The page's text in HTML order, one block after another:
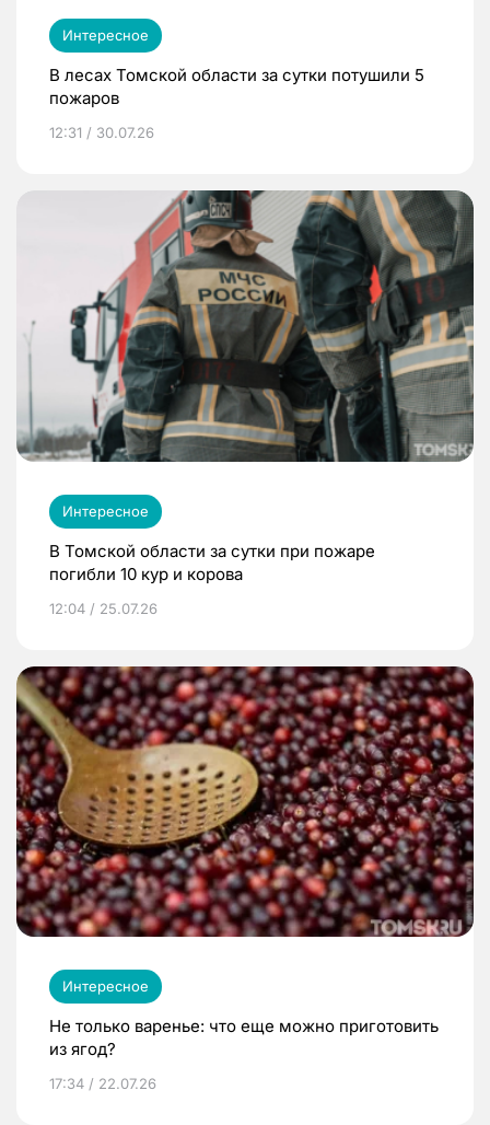
Интересное
В лесах Томской области за сутки потушили 5
пожаров
12:31 / 30.07.26
Интересное
В Томской области за сутки при пожаре
погибли 10 кур и корова
12:04 / 25.07.26
Интересное
Не только варенье: что еще можно приготовить
из ягод?
17:34 / 22.07.26